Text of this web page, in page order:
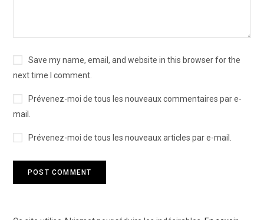
Save my name, email, and website in this browser for the
next time I comment.
Prévenez-moi de tous les nouveaux commentaires par e-
mail.
Prévenez-moi de tous les nouveaux articles par e-mail.